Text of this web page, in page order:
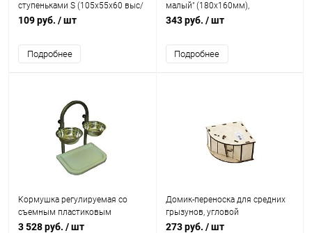
ступеньками S (105х55х60 выс/
мм), деревянный
109 руб. / шт
Подробнее
малый" (180х160мм),
деревянный
343 руб. / шт
Подробнее
Кормушка регулируемая со
съемным пластиковым
поддоном h-45 см, 2
3 528 руб. / шт
Домик-переноска для средних
грызунов, угловой
(180х130х75выс/мм),
273 руб. / шт